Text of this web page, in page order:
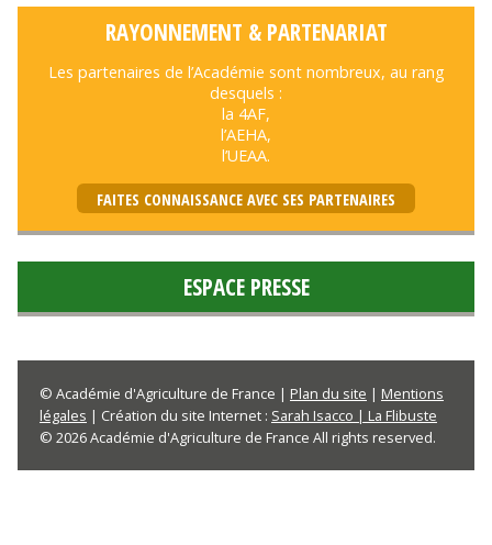
RAYONNEMENT & PARTENARIAT
Les partenaires de l’Académie sont nombreux, au rang
desquels :
la 4AF,
l’AEHA,
l’UEAA.
FAITES CONNAISSANCE AVEC SES PARTENAIRES
ESPACE PRESSE
© Académie d'Agriculture de France | Plan du site | Mentions
légales | Création du site Internet : Sarah Isacco | La Flibuste
© 2026 Académie d'Agriculture de France All rights reserved.